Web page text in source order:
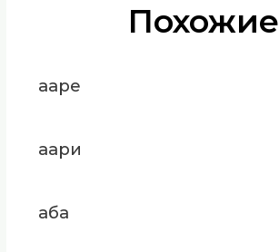
Похожие
ааре
аари
аба